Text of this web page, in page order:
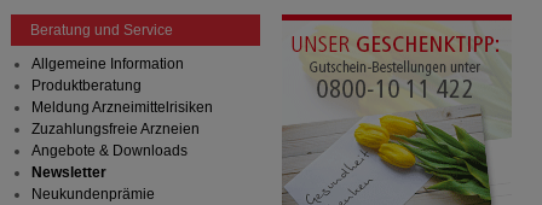
Beratung und Service
Allgemeine Information
Produktberatung
Meldung Arzneimittelrisiken
Zuzahlungsfreie Arzneien
Angebote & Downloads
Newsletter
Neukundenprämie